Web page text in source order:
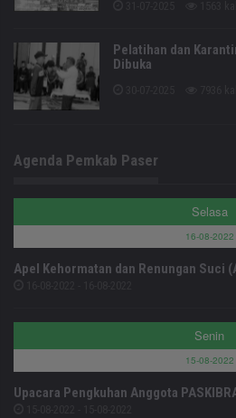
Pelatihan dan
Dibuka
Agenda Pemkab Paser
Selasa
16-08-2022
Apel Kehormatan dan Renungan Suci
Senin
15-08-2022
Upacara Pengkuhan Anggota